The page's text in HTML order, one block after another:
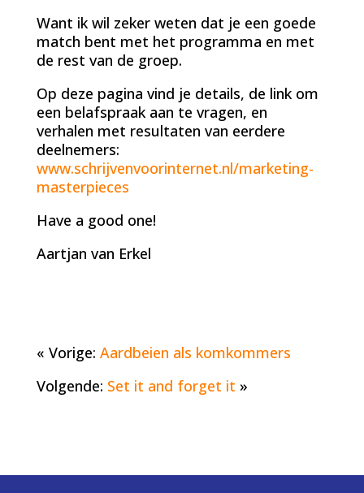
Want ik wil zeker weten dat je een goede
match bent met het programma en met
de rest van de groep.
Op deze pagina vind je details, de link om
een belafspraak aan te vragen, en
verhalen met resultaten van eerdere
deelnemers:
www.schrijvenvoorinternet.nl/marketing-
masterpieces
Have a good one!
Aartjan van Erkel
« Vorige: Aardbeien als komkommers
Volgende: Set it and forget it »